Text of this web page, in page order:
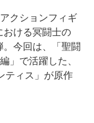
クションフィギ
おける冥闘士の
。今回は、「聖闘
」で活躍した、
ティス」が原作